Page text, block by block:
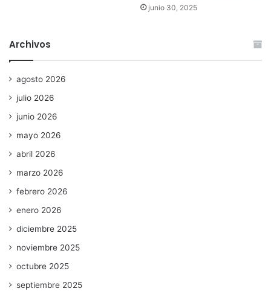
junio 30, 2025
Archivos
agosto 2026
julio 2026
junio 2026
mayo 2026
abril 2026
marzo 2026
febrero 2026
enero 2026
diciembre 2025
noviembre 2025
octubre 2025
septiembre 2025